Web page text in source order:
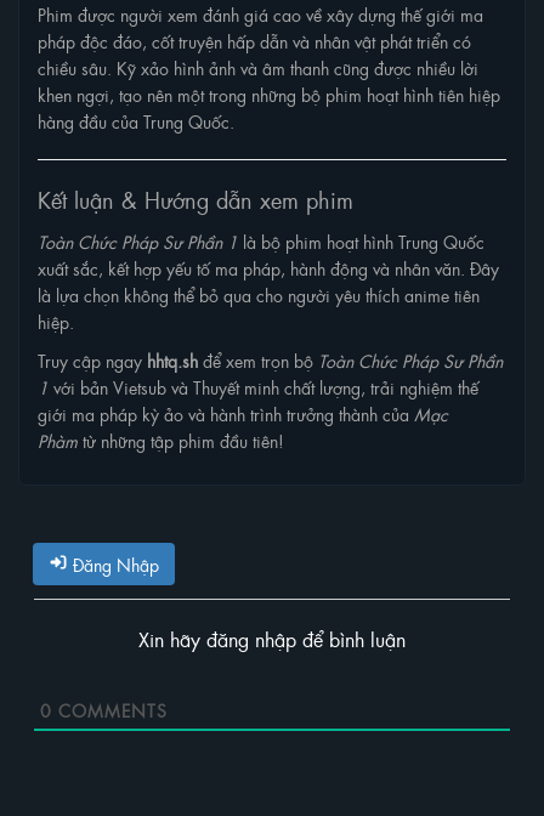
Phim được người xem đánh giá cao về xây dựng thế giới ma
pháp độc đáo, cốt truyện hấp dẫn và nhân vật phát triển có
chiều sâu. Kỹ xảo hình ảnh và âm thanh cũng được nhiều lời
khen ngợi, tạo nên một trong những bộ phim hoạt hình tiên hiệp
hàng đầu của Trung Quốc.
Kết luận & Hướng dẫn xem phim
Toàn Chức Pháp Sư Phần 1 là bộ phim hoạt hình Trung Quốc
xuất sắc, kết hợp yếu tố ma pháp, hành động và nhân văn. Đây
là lựa chọn không thể bỏ qua cho người yêu thích anime tiên
hiệp.
Truy cập ngay hhtq.shđể xem trọn bộ Toàn Chức Pháp Sư Phần
1 với bản Vietsub và Thuyết minh chất lượng, trải nghiệm thế
giới ma pháp kỳ ảo và hành trình trưởng thành của Mạc
Phàmtừ những tập phim đầu tiên!
Đăng Nhập
Xin hãy đăng nhập để bình luận
0 COMMENTS